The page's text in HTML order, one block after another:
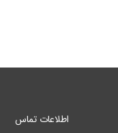
اطلاعات تماس